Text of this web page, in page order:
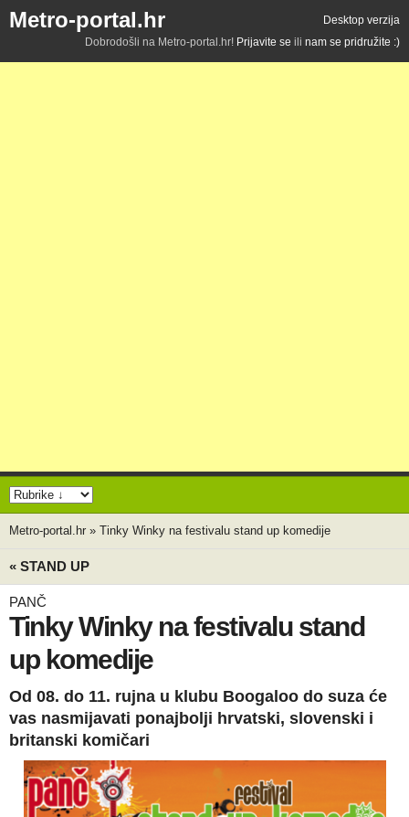
Metro-portal.hr
Desktop verzija
Dobrodošli na Metro-portal.hr! Prijavite se ili nam se pridružite :)
Metro-portal.hr » Tinky Winky na festivalu stand up komedije
« STAND UP
PANČ
Tinky Winky na festivalu stand
up komedije
Od 08. do 11. rujna u klubu Boogaloo do suza će
vas nasmijavati ponajbolji hrvatski, slovenski i
britanski komičari